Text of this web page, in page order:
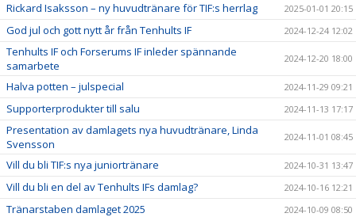
Rickard Isaksson – ny huvudtränare för TIF:s herrlag 2025-01-01 20:15
God jul och gott nytt år från Tenhults IF 2024-12-24 12:02
Tenhults IF och Forserums IF inleder spännande
samarbete
2024-12-20 18:00
Halva potten – julspecial 2024-11-29 09:21
Supporterprodukter till salu 2024-11-13 17:17
Presentation av damlagets nya huvudtränare, Linda
Svensson
2024-11-01 08:45
Vill du bli TIF:s nya juniortränare 2024-10-31 13:47
Vill du bli en del av Tenhults IFs damlag? 2024-10-16 12:21
Tränarstaben damlaget 2025 2024-10-09 08:50